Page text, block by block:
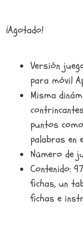
¡Agotado!
Versión
para móvil
Misma
puntos
palabras en
Número de
Contenido:
fichas, un
fichas e